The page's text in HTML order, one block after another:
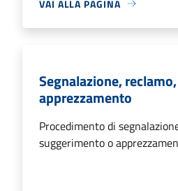
VAI ALLA PAGINA
Segnalazione,
apprezzamento
Procedimento di
suggerimento o